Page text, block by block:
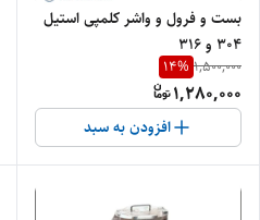
بست و فرول و واشر کلمپی استیل
۳۰۴ و ۳۱۶
1,500,000
14%
1,280,000
افزودن به سبد